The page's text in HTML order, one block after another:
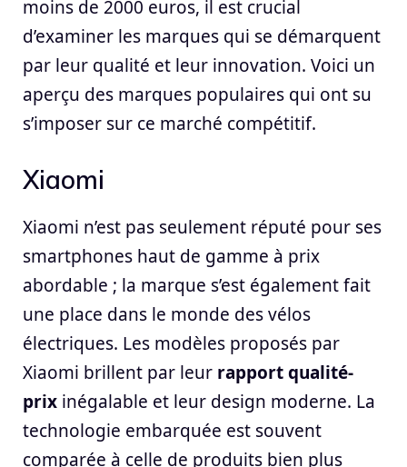
moins de 2000 euros, il est crucial
d’examiner les marques qui se démarquent
par leur qualité et leur innovation. Voici un
aperçu des marques populaires qui ont su
s’imposer sur ce marché compétitif.
Xiaomi
Xiaomi n’est pas seulement réputé pour ses
smartphones haut de gamme à prix
abordable ; la marque s’est également fait
une place dans le monde des vélos
électriques. Les modèles proposés par
Xiaomi brillent par leur rapport qualité-
prix inégalable et leur design moderne. La
technologie embarquée est souvent
comparée à celle de produits bien plus